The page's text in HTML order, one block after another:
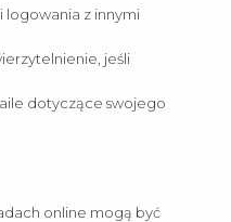
logowania z innymi
jeśli
dotyczące swojego
online mogą być